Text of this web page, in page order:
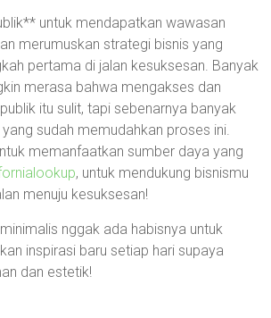
untuk mendapatkan wawasan
merumuskan strategi bisnis yang
pertama di jalan kesuksesan. Banyak
merasa bahwa mengakses dan
itu sulit, tapi sebenarnya banyak
sudah memudahkan proses ini.
memanfaatkan sumber daya yang
, untuk mendukung bisnismu
menuju kesuksesan!
nggak ada habisnya untuk
inspirasi baru setiap hari supaya
dan estetik!